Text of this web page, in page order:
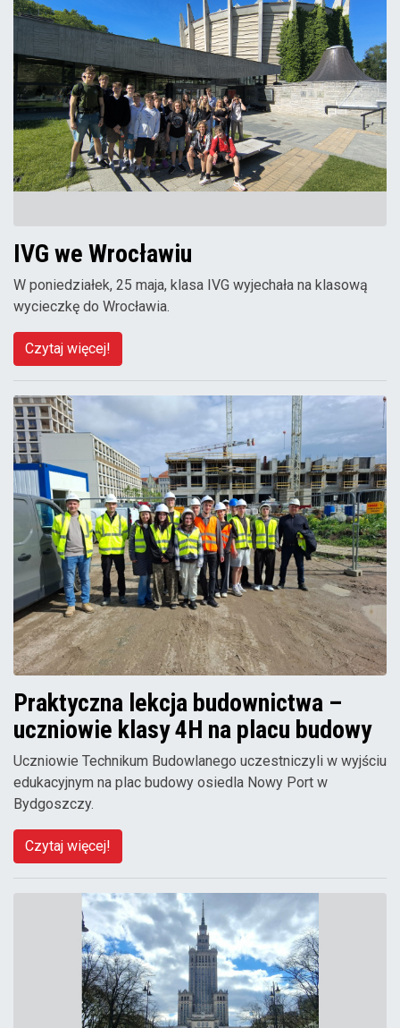
IVG we Wrocławiu
W poniedziałek, 25 maja, klasa IVG wyjechała na klasową
wycieczkę do Wrocławia.
Czytaj więcej!
Praktyczna lekcja budownictwa –
uczniowie klasy 4H na placu budowy
Uczniowie Technikum Budowlanego uczestniczyli w wyjściu
edukacyjnym na plac budowy osiedla Nowy Port w
Bydgoszczy.
Czytaj więcej!